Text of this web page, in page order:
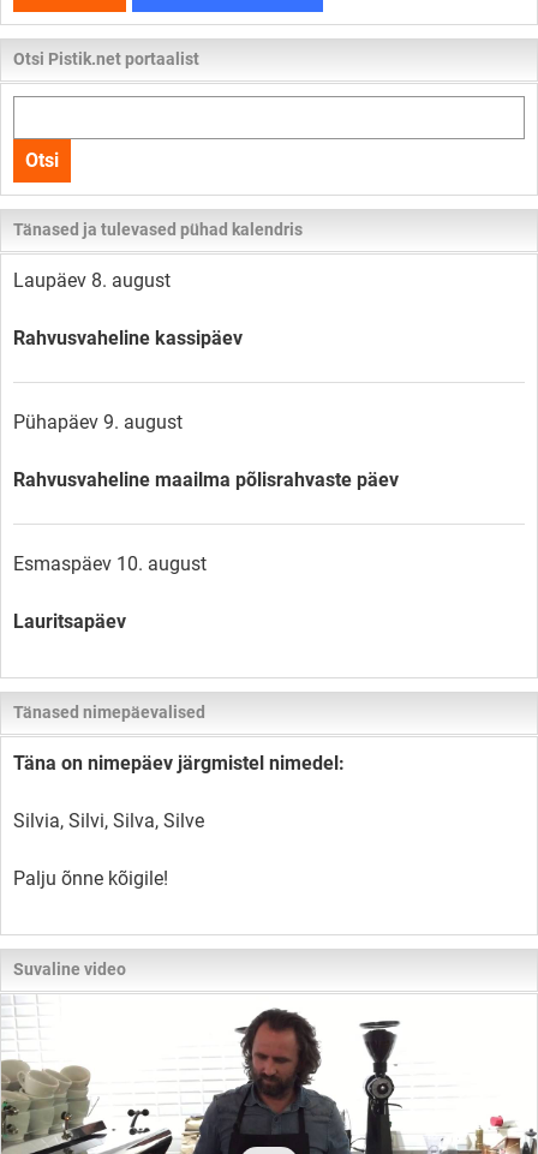
Otsi Pistik.net portaalist
kogu
lehelt
Otsi
Tänased ja tulevased pühad kalendris
Laupäev 8. august
Rahvusvaheline kassipäev
Pühapäev 9. august
Rahvusvaheline maailma põlisrahvaste päev
Esmaspäev 10. august
Lauritsapäev
Tänased nimepäevalised
Täna on nimepäev järgmistel nimedel:
Silvia, Silvi, Silva, Silve
Palju õnne kõigile!
Suvaline video